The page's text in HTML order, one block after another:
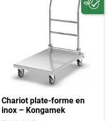
Chariot plate-forme en
inox – Kongamek